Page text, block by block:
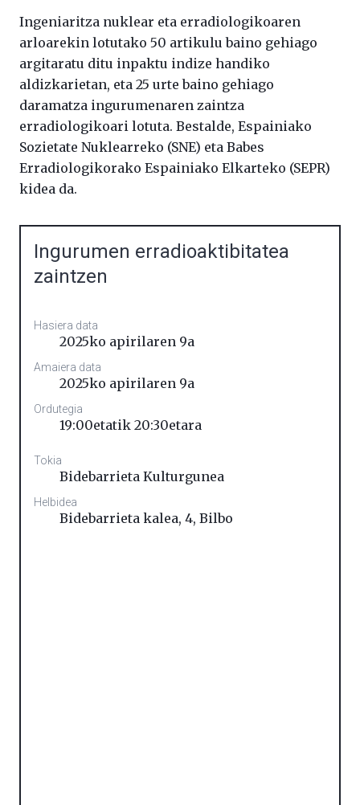
Ingeniaritza nuklear eta erradiologikoaren
arloarekin lotutako 50 artikulu baino gehiago
argitaratu ditu inpaktu indize handiko
aldizkarietan, eta 25 urte baino gehiago
daramatza ingurumenaren zaintza
erradiologikoari lotuta. Bestalde, Espainiako
Sozietate Nuklearreko (SNE) eta Babes
Erradiologikorako Espainiako Elkarteko (SEPR)
kidea da.
Ingurumen erradioaktibitatea
zaintzen
Hasiera data
2025ko apirilaren 9a
Amaiera data
2025ko apirilaren 9a
Ordutegia
19:00etatik 20:30etara
Tokia
Bidebarrieta Kulturgunea
Helbidea
Bidebarrieta kalea, 4, Bilbo